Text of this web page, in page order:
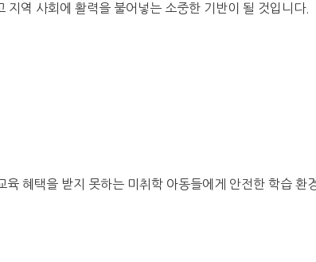
지역 사회에 활력을 불어넣는 소중한 기반이 될 것입니다.
혜택을 받지 못하는 미취학 아동들에게 안전한 학습 환